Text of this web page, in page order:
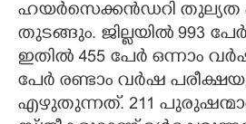
ASTRO
ഹയർസെക്കൻഡറി തുല്യത
തുടങ്ങും. ജില്ലയിൽ 993
ഇതിൽ 455 പേർ ഒന്നാം
പേർ രണ്ടാം വർഷ
എഴുതുന്നത്. 211